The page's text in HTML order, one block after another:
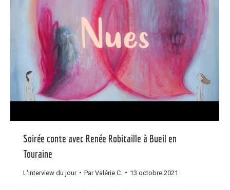
Soirée conte avec Renée Robitaille à Bueil en
Touraine
L'interview du jour ParValérie C. 13 octobre 2021